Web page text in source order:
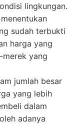
lingkungan.
sudah terbukti
harga yang
yang
jumlah besar
yang lebih
dalam
adanya